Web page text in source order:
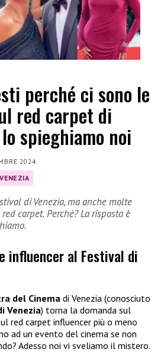
perché ci sono le
red carpet di
spieghiamo noi
2024
di Venezia, ma anche molte
carpet. Perché? La risposta è
influencer al Festival di
del Cinema di Venezia (conosciuto
Venezia) torna la domanda sul
red carpet influencer più o meno
ad un evento del cinema se non
Adesso noi vi sveliamo il mistero.